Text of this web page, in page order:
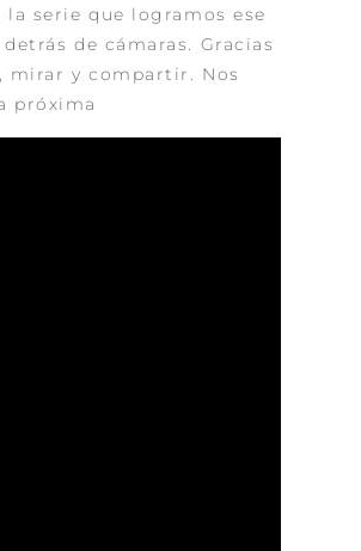
la serie que logramos ese
de cámaras. Gracias
mirar y compartir. Nos
próxima